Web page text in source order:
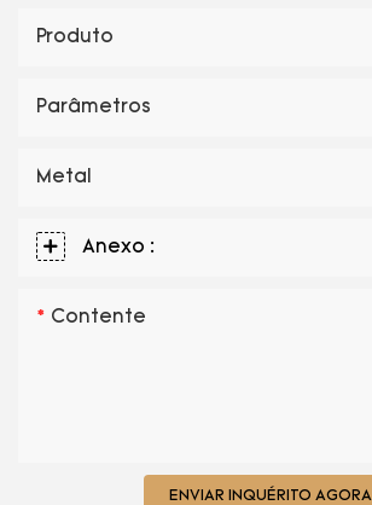
Produto
Parâmetros
Metal
Anexo :
Contente
ENVIAR INQUÉRITO AGORA